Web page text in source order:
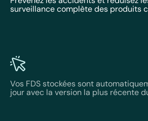
surveillance complète des produits
Vos FDS stockées sont
jour avec la version la plus récente